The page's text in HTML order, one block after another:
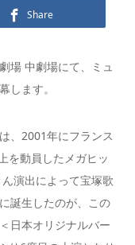
Share
場 中劇場にて、ミュ
します。
、2001年にフランス
を動員したメガヒッ
演出によって宝塚歌
誕生したのが、この
日本オリジナルバー